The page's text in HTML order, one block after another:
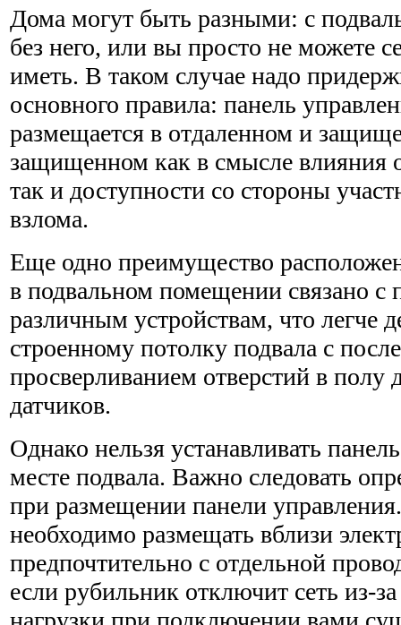
Дома могут быть разными: с
без него, или вы просто не можете
иметь. В таком случае надо
основного правила: панель
размещается в от­даленном и
защищенном как в смысле
так и доступности со стороны
взлома.
Еще одно преимущество
в подвальном помеще­нии связано с
различным устройствам, что легче
строенному потолку подвала с
просверливанием отверстий в полу
датчиков.
Однако нельзя устанавливать
месте подвала. Важно следовать
при размещении панели
необходимо размещать вблизи
предпочти­тельно с отдельной
если рубильник отключит сеть из-